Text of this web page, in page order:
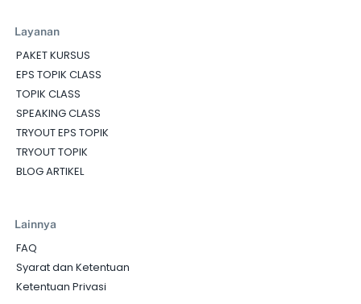
Layanan
PAKET KURSUS
EPS TOPIK CLASS
TOPIK CLASS
SPEAKING CLASS
TRYOUT EPS TOPIK
TRYOUT TOPIK
BLOG ARTIKEL
Lainnya
FAQ
Syarat dan Ketentuan
Ketentuan Privasi